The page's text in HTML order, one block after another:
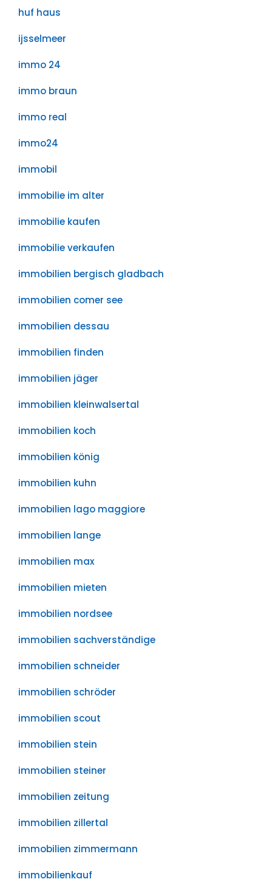
huf haus
ijsselmeer
immo 24
immo braun
immo real
immo24
immobil
immobilie im alter
immobilie kaufen
immobilie verkaufen
immobilien bergisch gladbach
immobilien comer see
immobilien dessau
immobilien finden
immobilien jäger
immobilien kleinwalsertal
immobilien koch
immobilien könig
immobilien kuhn
immobilien lago maggiore
immobilien lange
immobilien max
immobilien mieten
immobilien nordsee
immobilien sachverständige
immobilien schneider
immobilien schröder
immobilien scout
immobilien stein
immobilien steiner
immobilien zeitung
immobilien zillertal
immobilien zimmermann
immobilienkauf